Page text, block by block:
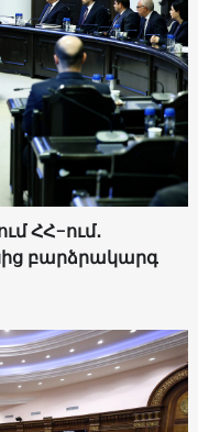
ՀՀ-ում․
բարձրակարգ